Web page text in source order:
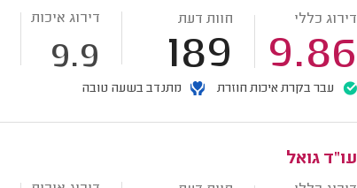
דירוג כללי
9.86
חוות דעת
189
דירוג איכות
9.9
עבר בקרת איכות חוזרת מתנדב בשעה טובה
עו"ד גואל